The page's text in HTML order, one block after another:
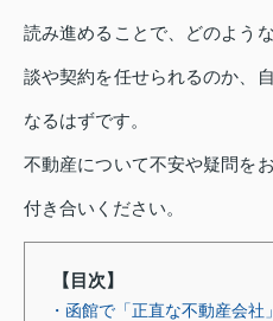
読み進めることで、どのよう
談や契約を任せられるのか、
なるはずです。
不動産について不安や疑問を
付き合いください。
【目次】
・函館で「正直な不動産会社